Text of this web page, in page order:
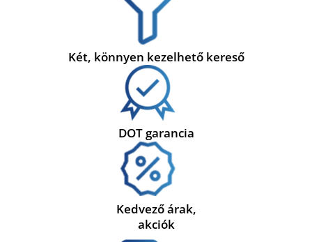
Két, könnyen kezelhető kereső
DOT garancia
Kedvező árak,
akciók